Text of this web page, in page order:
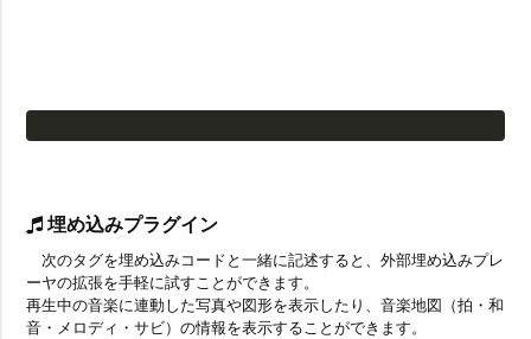
埋め込みプラグイン
次のタグを埋め込みコードと一緒に記述すると、外部埋め込みプレ
ーヤの拡張を手軽に試すことができます。
再生中の音楽に連動した写真や図形を表示したり、音楽地図（拍・和
音・メロディ・サビ）の情報を表示することができます。